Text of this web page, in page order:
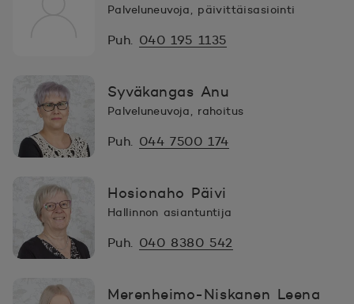
Palveluneuvoja, päivittäisasiointi
Puh. 040 195 1135
Syväkangas Anu
Palveluneuvoja, rahoitus
Puh. 044 7500 174
Hosionaho Päivi
Hallinnon asiantuntija
Puh. 040 8380 542
Merenheimo-Niskanen Leena